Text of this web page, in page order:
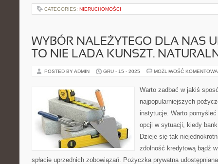
CATEGORIES: NIERUCHOMOŚCI
WYBÓR NALEŻYTEGO DLA NAS
TO NIE LADA KUNSZT.
POSTED BY ADMIN GRU - 15 - 2025 MOŻLIWOŚĆ
Warto zadbać w jakiś
najpopularniejszych
instytucje. Warto
opcji w sytuacji, kiedy
Dzieje się tak
zdolność kredytową bądź
spłacie uprzednich zobowiązań. Pożyczka prywatna